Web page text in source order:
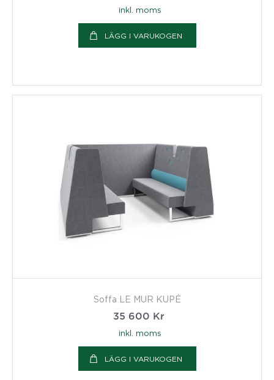
inkl. moms
LÄGG I VARUKOGEN
Soffa LE MUR KUPÉ
35 600 Kr
inkl. moms
LÄGG I VARUKOGEN